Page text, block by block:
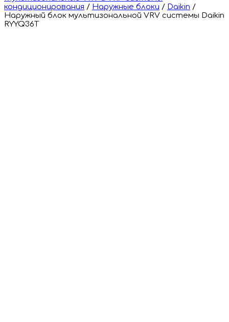
кондиционирования / Наружные блоки / Daikin /
Наружный блок мультизональной VRV системы Daikin
RYYQ36T